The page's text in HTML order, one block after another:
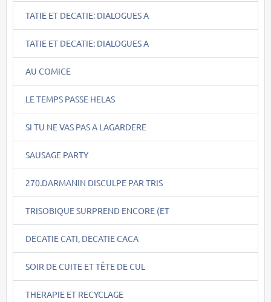
TATIE ET DECATIE: DIALOGUES A
TATIE ET DECATIE: DIALOGUES A
AU COMICE
LE TEMPS PASSE HELAS
SI TU NE VAS PAS A LAGARDERE
SAUSAGE PARTY
270.DARMANIN DISCULPE PAR TRIS
TRISOBIQUE SURPREND ENCORE (ET
DECATIE CATI, DECATIE CACA
SOIR DE CUITE ET TÊTE DE CUL
THERAPIE ET RECYCLAGE